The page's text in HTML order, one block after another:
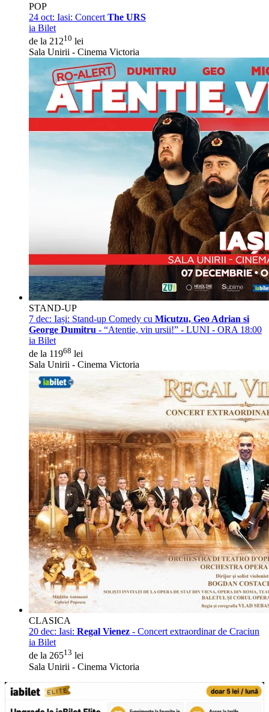
POP
24 oct: Iasi: Concert The URS
ia Bilet
de la 21210 lei
Sala Unirii - Cinema Victoria
STAND-UP
7 dec: Iași: Stand-up Comedy cu Micutzu, Geo Adrian si
George Dumitru - “Atentie, vin ursii!” - LUNI - ORA 18:00
ia Bilet
de la 11968 lei
Sala Unirii - Cinema Victoria
CLASICA
20 dec: Iasi: Regal Vienez - Concert extraordinar de Craciun
ia Bilet
de la 26513 lei
Sala Unirii - Cinema Victoria